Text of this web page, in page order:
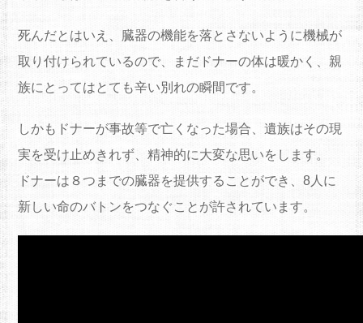
死んだとはいえ、臓器の機能を落とさないように機械が
取り付けられているので、まだドナーの体は暖かく、親
族にとってはとても辛い別れの瞬間です。
しかもドナーが事故等で亡くなった場合、遺族はその現
実を受け止めきれず、精神的に大変な思いをします。
ドナーは８つまでの臓器を提供することができ、8人に
新しい命のバトンをつなぐことが許されています。